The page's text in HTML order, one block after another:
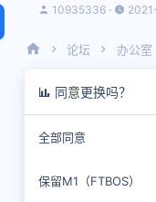
主
起
10935336
开
间
论坛 办公室
同意更换吗？
全部同意
保留M1（FTBOS）